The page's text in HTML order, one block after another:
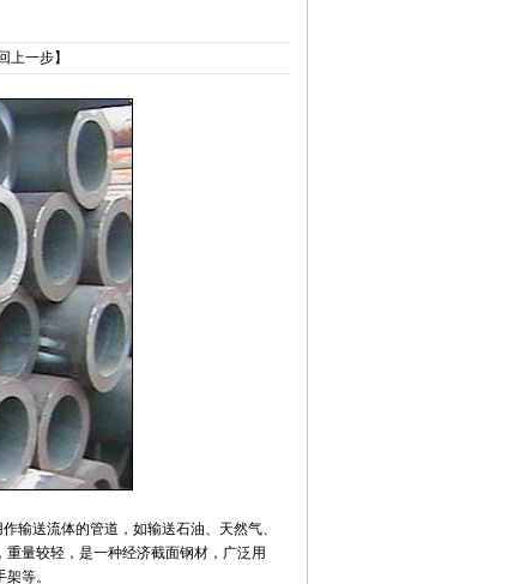
上一步】
输送流体的管道，如输送石油、天然气、
量较轻，是一种经济截面钢材，广泛用
等。